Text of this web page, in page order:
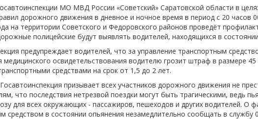
-спорта,
-мира
-
Просто
МО МВД России «Советский» Саратовской области в
дорожного движения в дневное и ночное время в период с 20 часов
на территории Советского и Федоровского районов проведёт
полицейские будут выявлять водителей, находящихся в
предупреждает водителей, что за управление транспортным
медицинского освидетельствования водителю грозит штраф в размере
средствами на срок от 1,5 до 2 лет.
призывает всех участников дорожного движения не
что последствия нетрезвой поездки могут быть трагическими, ведь
для всех окружающих - пассажиров, пешеходов и других водителей. О
средством в состоянии опьянения незамедлительно сообщать в службу